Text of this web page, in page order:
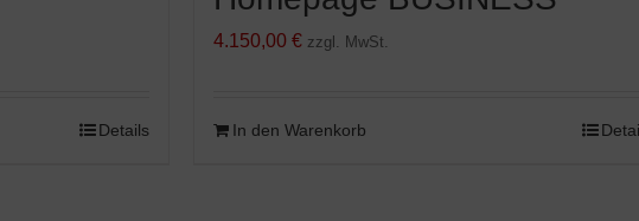
Details
4.150,00€ zzgl. MwSt.
In den Warenkorb